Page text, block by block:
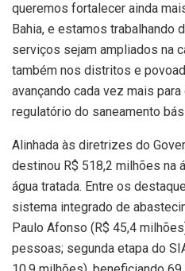
queremos fortalecer ainda
Bahia, e estamos trabalhando
serviços sejam ampliados na
também nos distritos e
avançando cada vez mais
regulatório do saneamento
Alinhada às diretrizes do
destinou R$ 518,2 milhões na
água tratada. Entre os
sistema integrado de
Paulo Afonso (R$ 45,4
pessoas; segunda etapa do